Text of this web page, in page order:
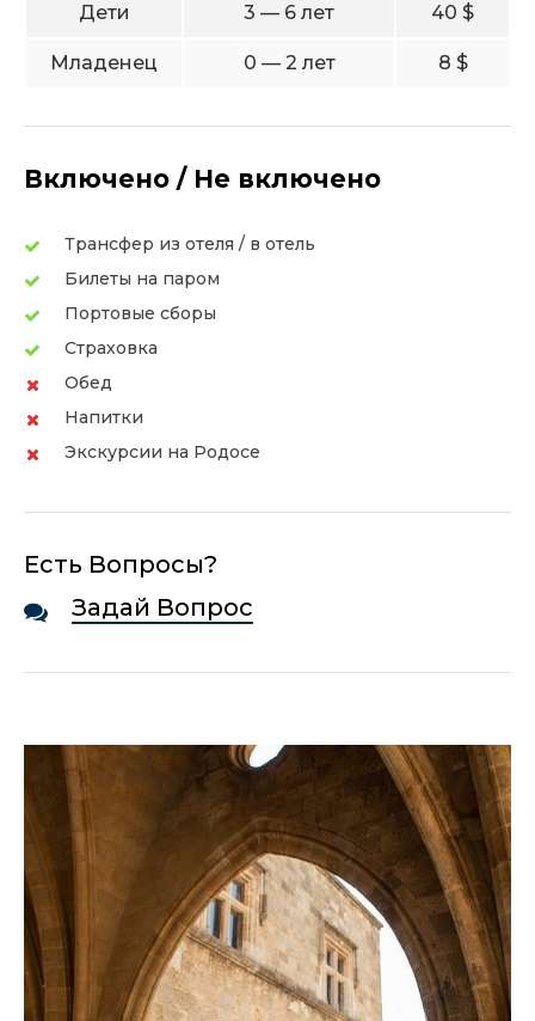
Дети 3 — 6 лет 40 $
Младенец 0 — 2 лет 8 $
Включено / Не включено
Трансфер из отеля / в отель
Билеты на паром
Портовые сборы
Страховка
Обед
Напитки
Экскурсии на Родосе
Есть Вопросы?
Задай Вопрос